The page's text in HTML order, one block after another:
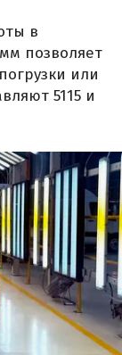
в
позволяет
или
5115 и